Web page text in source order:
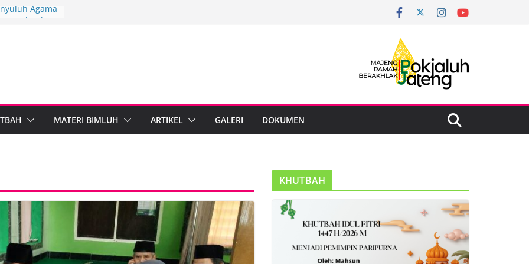
Agama
Penyuluh
Brebes
MATERI BIMLUH ARTIKEL GALERI DOKUMEN
KHUTBAH